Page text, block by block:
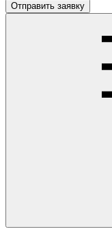
Отправить заявку